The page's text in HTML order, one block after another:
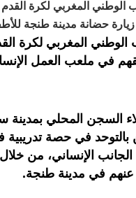
الوطني المغربي لكرة
في ملعب العمل
بالتوحد في حصة
عنهم في مدينة طنجة.